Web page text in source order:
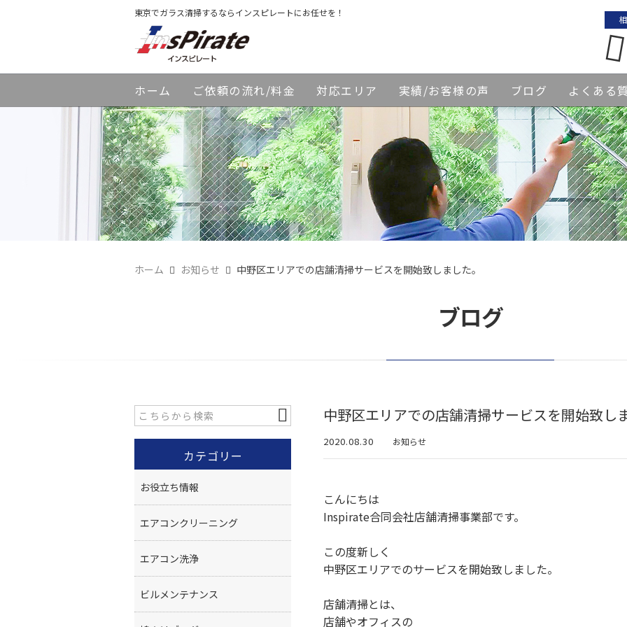
東京でガラス清掃するならインスピレートにお任せを！
ホーム ご依頼の流れ/料金 対応エリア 実績/お客様の声 ブログ よくある
ホーム お知らせ 中野区エリアでの店舗清掃サービスを開始致しました。
ブログ
中野区エリアでの店舗清掃サービスを開始致し
2020.08.30 お知らせ
こんにちは
Inspirate合同会社店舗清掃事業部です。
この度新しく
中野区エリアでのサービスを開始致しました。
店舗清掃とは、
店舗やオフィスの
カテゴリー
お役立ち情報
エアコンクリーニング
エアコン洗浄
ビルメンテナンス